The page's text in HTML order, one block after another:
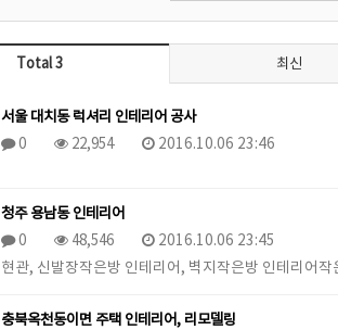
Total 3 최신
서울 대치동 럭셔리 인테리어 공사
0
22,954 2016.10.06 23:46
청주 용남동 인테리어
0
48,546
2016.10.06 23:45
현관, 신발장작은방 인테리어, 벽지작은방 인테리어
충북옥천동이면 주택 인테리어, 리모델링